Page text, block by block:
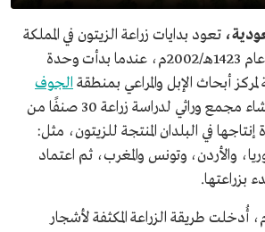
تعود بدايات زراعة الزيتون في المملكة
العربية السعودية إلى عام 1423هـ/2002م، عندما بدأت وحدة
أبحاث الإبل والمراعي بمنطقة الجوف
شمالي السعودية، بإنشاء مجمع وراثي لدراسة زراعة 30 صنفًا من
إنتاجها في البلدان المنتجة للزيتون، مثل:
والأردن، وتونس والمغرب، ثم اعتماد
بزراعتها.
عام 1427هـ/2006م، أُدخلت طريقة الزراعة المكثفة لأشجار